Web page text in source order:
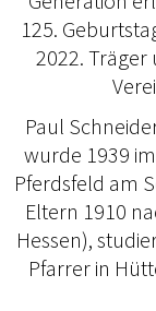
125.
2022. Träger
Paul
wurde 1939
Pferdsfeld am
Eltern 1910
Hessen),
Pfarrer in